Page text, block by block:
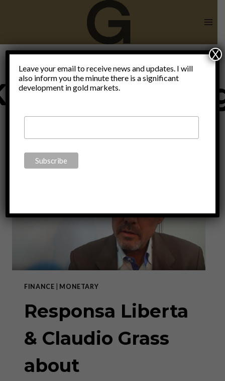
FINANCE MONETARY
Responsa Liberta
& Claudio Grass
about
Leave your email to receive news and updates. I will
also inform you the minute there is a significant
development in gold markets.
X